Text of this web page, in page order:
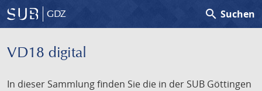
GDZ search Suchen
VD18 digital
In dieser Sammlung finden Sie die in der SUB Göttingen